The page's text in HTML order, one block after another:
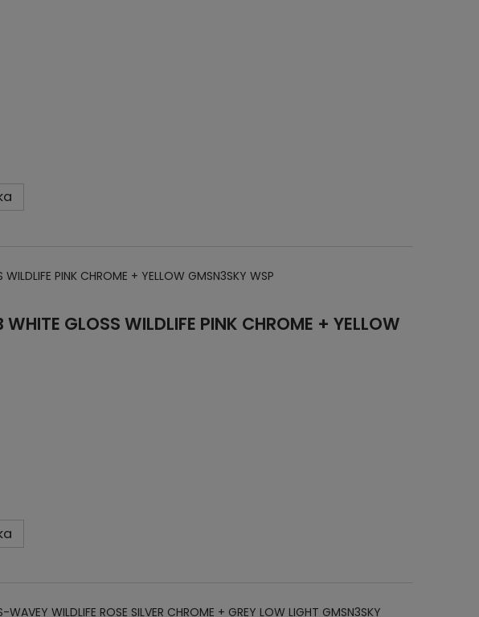
PINK CHROME + YELLOW GMSN3SKY WSP
WHITE GLOSS WILDLIFE PINK CHROME + YELLOW
WILDLIFE ROSE SILVER CHROME + GREY LOW LIGHT GMSN3SKY